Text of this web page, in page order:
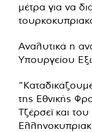
μέτρα για να
Αναλυτικά η
Υπουργείου
της Εθνικής
Τζέρσεϊ και